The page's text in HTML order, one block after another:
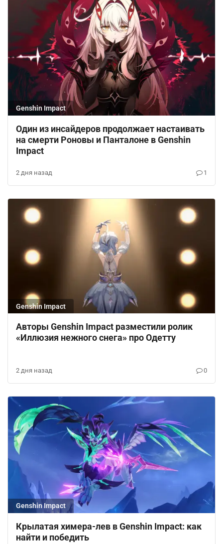
Genshin Impact
Один из инсайдеров продолжает настаивать
на смерти Роновы и Панталоне в Genshin
Impact
2 дня назад 1
Genshin Impact
Авторы Genshin Impact разместили ролик
«Иллюзия нежного снега» про Одетту
2 дня назад 0
Genshin Impact
Крылатая химера-лев в Genshin Impact: как
найти и победить